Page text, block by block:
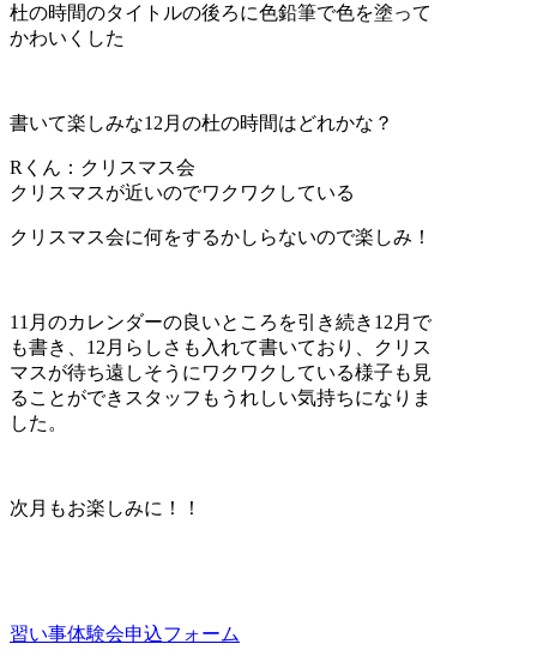
杜の時間のタイトルの後ろに色鉛筆で色を塗って
かわいくした
書いて楽しみな12月の杜の時間はどれかな？
Rくん：クリスマス会
クリスマスが近いのでワクワクしている
クリスマス会に何をするかしらないので楽しみ！
11月のカレンダーの良いところを引き続き12月で
も書き、12月らしさも入れて書いており、クリス
マスが待ち遠しそうにワクワクしている様子も見
ることができスタッフもうれしい気持ちになりま
した。
次月もお楽しみに！！
習い事体験会申込フォーム